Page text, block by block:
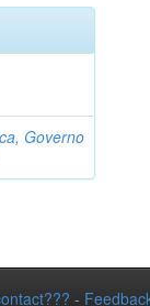
Governo
-